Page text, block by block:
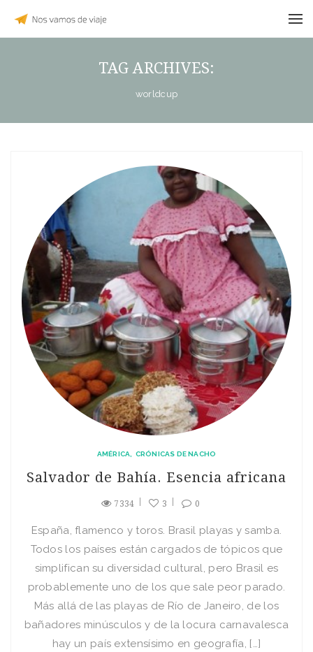
TAG ARCHIVES:
worldcup
AMÉRICA CRÓNICAS DE NACHO
Salvador de Bahía. Esencia africana
7334 3 0
España, flamenco y toros. Brasil playas y samba.
Todos los países están cargados de tópicos que
simplifican su diversidad cultural, pero Brasil es
probablemente uno de los que sale peor parado.
Más allá de las playas de Río de Janeiro, de los
bañadores minúsculos y de la locura carnavalesca
hay un país extensísimo en geografía, […]